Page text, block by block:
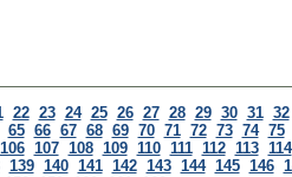
22 23 24 25 26 27 28 29 30 31 32
65 66 67 68 69 70 71 72 73 74 75
106 107 108 109 110 111 112 113 114
139 140 141 142 143 144 145 146